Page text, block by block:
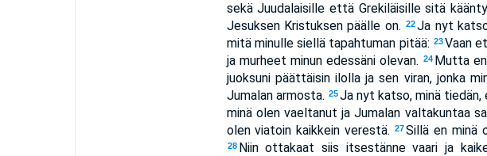
sekä Juudalaisille että Grekiläisille sitä
Jesuksen Kristuksen päälle on.
22Ja nyt
mitä minulle siellä tapahtuman pitää: 23Vaan
ja murheet minun edessäni olevan. 24 Mutta
juoksuni päättäisin ilolla ja sen viran, jonka
Jumalan armosta. 25 Ja nyt katso, minä
minä olen vaeltanut ja Jumalan valtakuntaa
olen viatoin kaikkein verestä.
27Sillä en minä
28 Niin ottakaat siis itsestänne vaari ja